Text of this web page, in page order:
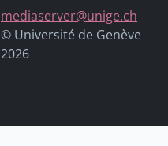
mediaserver@unige.ch
© Université de Genève
2026